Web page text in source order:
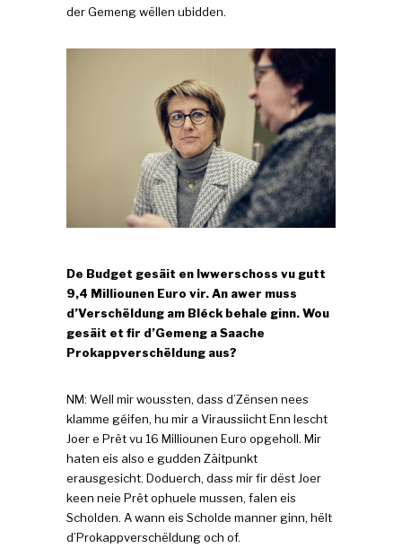
der Gemeng wëllen ubidden.
De Budget gesäit en Iwwerschoss vu gutt
9,4 Milliounen Euro vir. An awer muss
d’Verschëldung am Bléck behale ginn. Wou
gesäit et fir d’Gemeng a Saache
Prokappverschëldung aus?
NM: Well mir woussten, dass d’Zënsen nees
klamme géifen, hu mir a Viraussiicht Enn lescht
Joer e Prêt vu 16 Milliounen Euro opgeholl. Mir
haten eis also e gudden Zäitpunkt
erausgesicht. Doduerch, dass mir fir dëst Joer
keen neie Prêt ophuele mussen, falen eis
Scholden. A wann eis Scholde manner ginn, hëlt
d’Prokappverschëldung och of.